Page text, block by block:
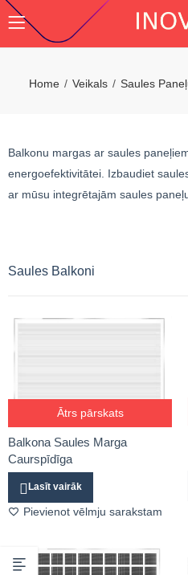
Home Veikals Saules
Balkonu margas ar saules
energoefektivitātei. Izbaudiet
ar mūsu integrētajām saules
Saules Balkoni
Ātrs pārskats
Balkona Saules Marga
Caurspīdīga
Lasīt vairāk
Pievienot vēlmju sarakstam